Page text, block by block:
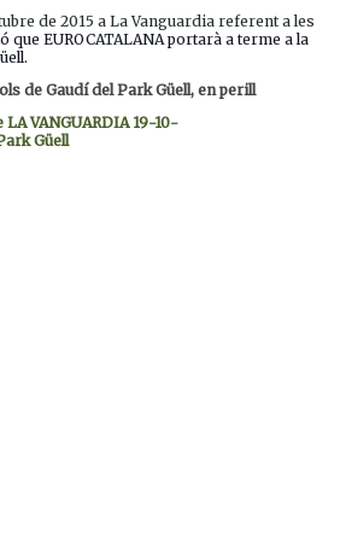
de 2015 a La Vanguardia referent a les
que EUROCATALANA portarà a terme a la
de Gaudí del Park Güell, en perill